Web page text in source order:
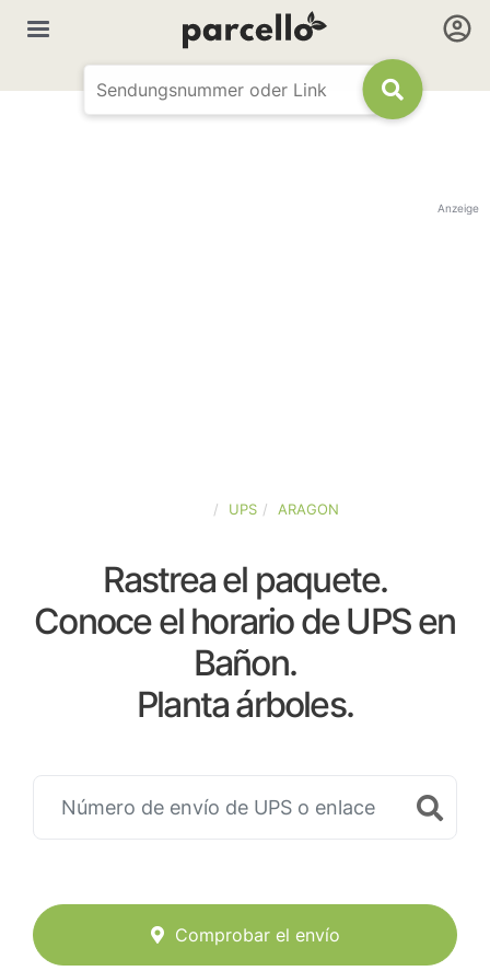
Anzeige
UPS ARAGON
Rastrea el paquete.
Conoce el horario de UPS en
Bañon.
Planta árboles.
Comprobar el envío